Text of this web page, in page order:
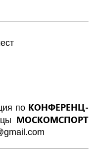
поКОНФЕРЕНЦ-
МОСКОМСПОРТ